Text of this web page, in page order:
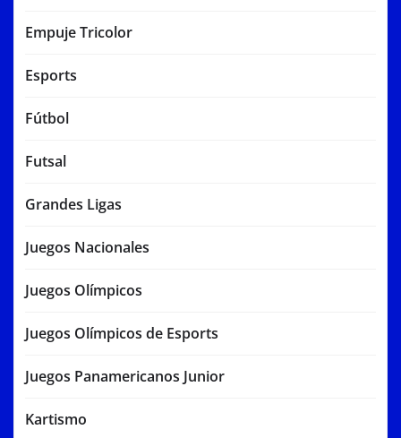
Empuje Tricolor
Esports
Fútbol
Futsal
Grandes Ligas
Juegos Nacionales
Juegos Olímpicos
Juegos Olímpicos de Esports
Juegos Panamericanos Junior
Kartismo